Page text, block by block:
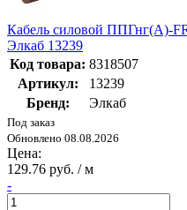
Кабель силовой ППГнг(А)-
Элкаб 13239
Код товара: 8318507
Артикул:
13239
Бренд:
Элкаб
Под заказ
Обновлено 08.08.2026
Цена:
129.76 руб. / м
-